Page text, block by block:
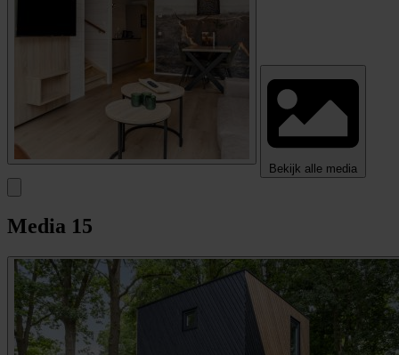
Bekijk alle media
Media 15